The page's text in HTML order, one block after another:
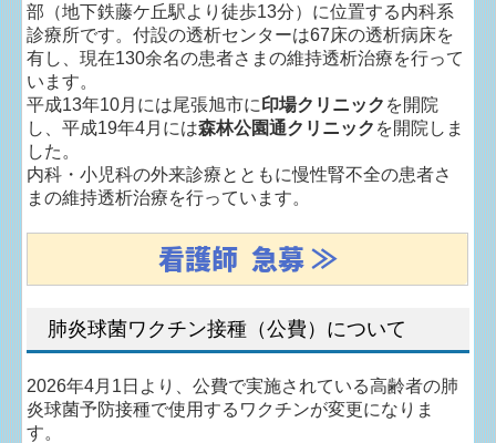
スタッフ紹介
求人情報
交通案内
個人情報保護方針
部（地下鉄藤ケ丘駅より徒歩13分）に位置する内科系
診療所です。付設の透析センターは67床の透析病床を
有し、現在130余名の患者さまの維持透析治療を行って
います。
平成13年10月には尾張旭市に印場クリニック を開院
し、平成19年4月には森林公園通クリニック を開院しま
した。
内科・小児科の外来診療とともに慢性腎不全の患者さ
まの維持透析治療を行っています。
看護師 急募 ≫
肺炎球菌ワクチン接種（公費）について
2026年4月1日より、公費で実施されている高齢者の肺
炎球菌予防接種で使用するワクチンが変更になりま
す。